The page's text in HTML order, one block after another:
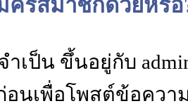
ครสมาชิกด้วยหรือ
ำเป็น ขึ้นอยู่กับ
นเพื่อโพสต์ข้อควา